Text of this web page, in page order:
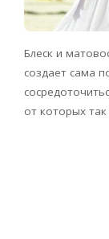
Блеск и
создает сама
от которых